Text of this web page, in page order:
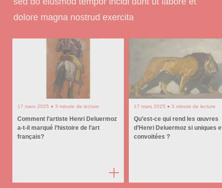
dolore magna nostrud exercita
17 mars 2025 ● 3 minute de lecture
Comment l’artiste Henri Deluermoz
a-t-il marqué l’histoire de l’art
français?
17 mars 2025 ● 3 minute de lecture
Qu’est-ce qui rend les œuvres
d’Henri Deluermoz si uniques
convoitées ?